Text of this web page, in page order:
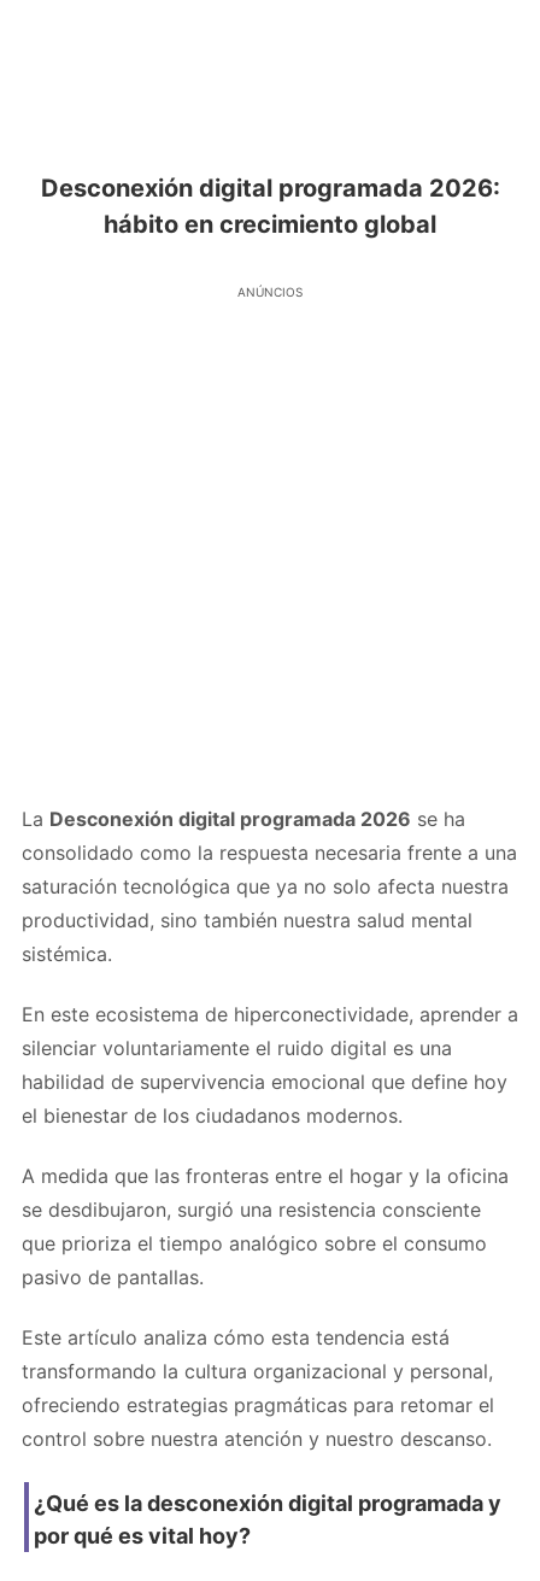
Desconexión digital programada 2026:
hábito en crecimiento global
ANÚNCIOS
La Desconexión digital programada 2026 se ha
consolidado como la respuesta necesaria frente a una
saturación tecnológica que ya no solo afecta nuestra
productividad, sino también nuestra salud mental
sistémica.
En este ecosistema de hiperconectividade, aprender a
silenciar voluntariamente el ruido digital es una
habilidad de supervivencia emocional que define hoy
el bienestar de los ciudadanos modernos.
A medida que las fronteras entre el hogar y la oficina
se desdibujaron, surgió una resistencia consciente
que prioriza el tiempo analógico sobre el consumo
pasivo de pantallas.
Este artículo analiza cómo esta tendencia está
transformando la cultura organizacional y personal,
ofreciendo estrategias pragmáticas para retomar el
control sobre nuestra atención y nuestro descanso.
¿Qué es la desconexión digital programada y
por qué es vital hoy?